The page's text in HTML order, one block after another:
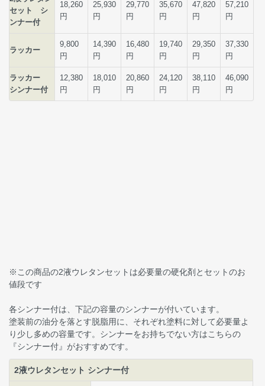
※この商品の2液ウレタンセットは必要量の硬化剤とセットのお
値段です
各シンナー付は、下記の容量のシンナーが付いています。
塗装前の油分を落とす脱脂用に、それぞれ塗料に対して必要量よ
り少し多めの容量です。シンナーをお持ちでない方はこちらの
『シンナー付』がおすすめです。
2液ウレタンセット シンナー付